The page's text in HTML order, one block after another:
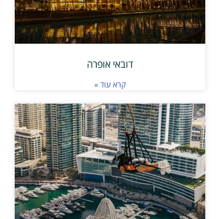
דובאי אופרה
קרא עוד »